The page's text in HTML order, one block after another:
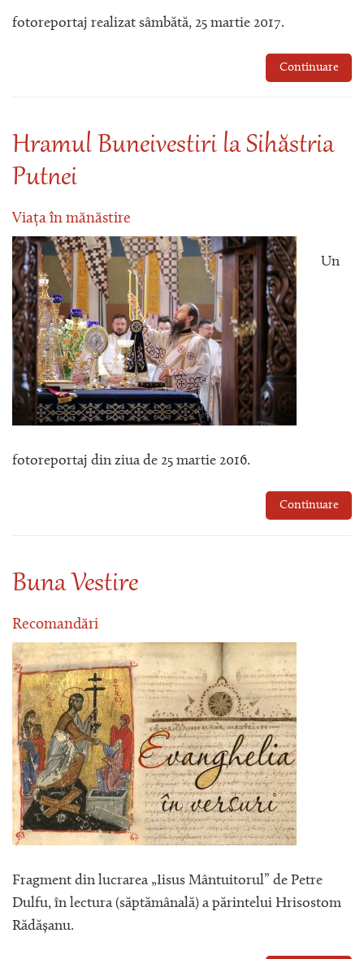
fotoreportaj realizat sâmbătă, 25 martie 2017.
Continuare
Hramul Buneivestiri la Sihăstria
Putnei
Viața în mănăstire
Un
fotoreportaj din ziua de 25 martie 2016.
Continuare
Buna Vestire
Recomandări
Fragment din lucrarea „Iisus Mântuitorul” de Petre
Dulfu, în lectura (săptămânală) a părintelui Hrisostom
Rădășanu.